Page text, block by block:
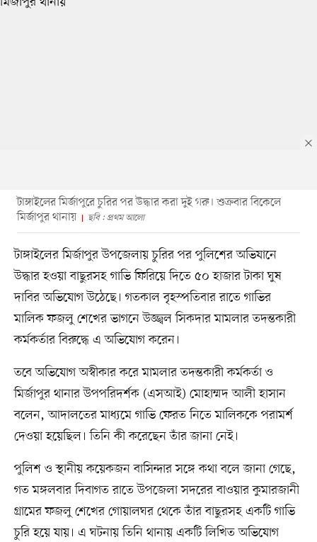
টাঙ্গাইলের মির্জাপুরে চুরির পর উদ্ধার করা দুই গরু। শুক্রবার বিকেলে
মির্জাপুর থানায়
ছবি : প্রথম আলো
টাঙ্গাইলের মির্জাপুর উপজেলায় চুরির পর পুলিশের অভিযানে
উদ্ধার হওয়া বাছুরসহ গাভি ফিরিয়ে দিতে ৫০ হাজার টাকা ঘুষ
দাবির অভিযোগ উঠেছে। গতকাল বৃহস্পতিবার রাতে গাভির
মালিক ফজলু শেখের ভাগনে উজ্জ্বল সিকদার মামলার তদন্তকারী
কর্মকর্তার বিরুদ্ধে এ অভিযোগ করেন।
তবে অভিযোগ অস্বীকার করে মামলার তদন্তকারী কর্মকর্তা ও
মির্জাপুর থানার উপপরিদর্শক (এসআই) মোহাম্মদ আলী হাসান
বলেন, আদালতের মাধ্যমে গাভি ফেরত নিতে মালিককে পরামর্শ
দেওয়া হয়েছিল। তিনি কী করেছেন তাঁর জানা নেই।
পুলিশ ও স্থানীয় কয়েকজন বাসিন্দার সঙ্গে কথা বলে জানা গেছে,
গত মঙ্গলবার দিবাগত রাতে উপজেলা সদরের বাওয়ার কুমারজানী
গ্রামের ফজলু শেখের গোয়ালঘর থেকে তাঁর বাছুরসহ একটি গাভি
চুরি হয়ে যায়। এ ঘটনায় তিনি থানায় একটি লিখিত অভিযোগ